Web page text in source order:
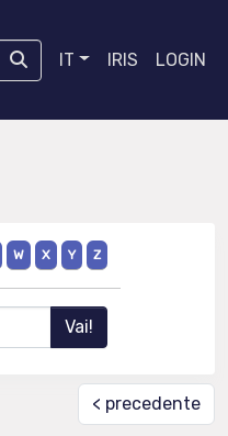
IT IRIS LOGIN
W X Y Z
< precedente